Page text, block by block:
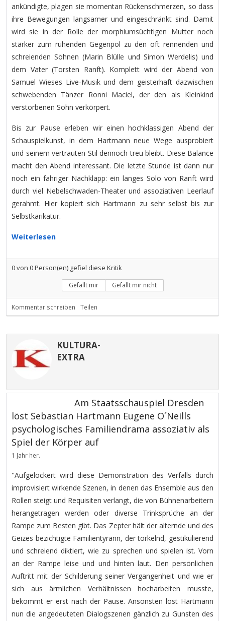
ankündigte, plagen sie momentan Rückenschmerzen, so dass
ihre Bewegungen langsamer und eingeschränkt sind. Damit
wird sie in der Rolle der morphiumsüchtigen Mutter noch
stärker zum ruhenden Gegenpol zu den oft rennenden und
schreienden Söhnen (Marin Blülle und Simon Werdelis) und
dem Vater (Torsten Ranft). Komplett wird der Abend von
Samuel Wieses Live-Musik und dem geisterhaft dazwischen
schwebenden Tänzer Ronni Maciel, der den als Kleinkind
verstorbenen Sohn verkörpert.
Bis zur Pause erleben wir einen hochklassigen Abend der
Schauspielkunst, in dem Hartmann neue Wege ausprobiert
und seinem vertrauten Stil dennoch treu bleibt. Diese Balance
macht den Abend interessant. Die letzte Stunde ist dann nur
noch ein fahriger Nachklapp: ein langes Solo von Ranft wird
durch viel Nebelschwaden-Theater und assoziativen Leerlauf
gerahmt. Hier kopiert sich Hartmann zu sehr selbst bis zur
Selbstkarikatur.
Weiterlesen
0von 0Person(en) gefiel diese Kritik
Gefällt mir Gefällt mir nicht
Kommentar schreiben Teilen
KULTURA-
EXTRA
Am Staatsschauspiel Dresden
löst Sebastian Hartmann Eugene O´Neills
psychologisches Familiendrama assoziativ als
Spiel der Körper auf
1 Jahr her.
''Aufgelockert wird diese Demonstration des Verfalls durch
improvisiert wirkende Szenen, in denen das Ensemble aus den
Rollen steigt und Requisiten verlangt, die von Bühnenarbeitern
herangetragen werden oder diverse Trinksprüche an der
Rampe zum Besten gibt. Das Zepter hält der alternde und des
Geizes bezichtigte Familientyrann, der torkelnd, gestikulierend
und schreiend diktiert, wie zu sprechen und spielen ist. Vorn
an der Rampe leise und und hinten laut. Den persönlichen
Auftritt mit der Schilderung seiner Vergangenheit und wie er
sich aus ärmlichen Verhältnissen hocharbeiten musste,
bekommt er erst nach der Pause. Ansonsten löst Hartmann
nun die angedeuteten Dialogszenen gänzlich zu Gunsten des